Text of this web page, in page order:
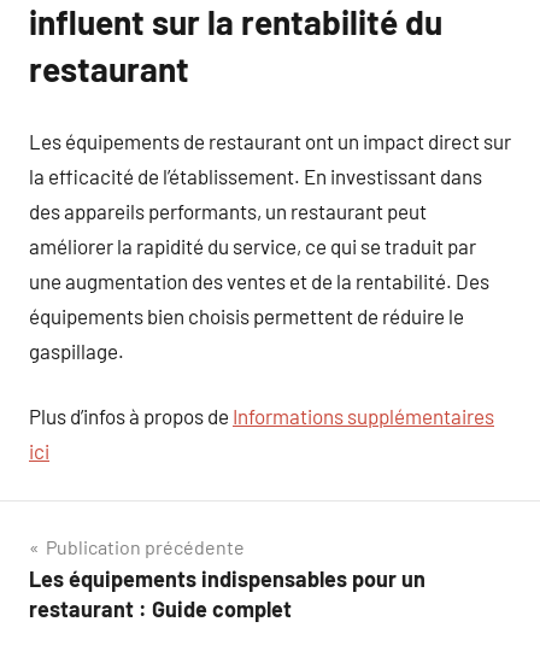
influent sur la rentabilité du
restaurant
Les équipements de restaurant ont un impact direct sur
la efficacité de l’établissement. En investissant dans
des appareils performants, un restaurant peut
améliorer la rapidité du service, ce qui se traduit par
une augmentation des ventes et de la rentabilité. Des
équipements bien choisis permettent de réduire le
gaspillage.
Plus d’infos à propos de Informations supplémentaires
ici
Navigation
de
Publication précédente
Les équipements indispensables pour un
restaurant : Guide complet